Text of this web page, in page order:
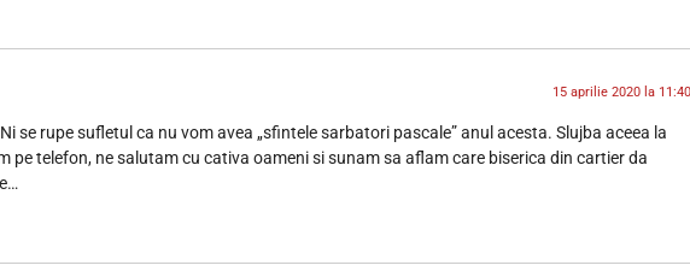
15 aprilie 2020 la 11:40
se rupe sufletul ca nu vom avea „sfintele sarbatori pascale” anul acesta. Slujba aceea la
pe telefon, ne salutam cu cativa oameni si sunam sa aflam care biserica din cartier da